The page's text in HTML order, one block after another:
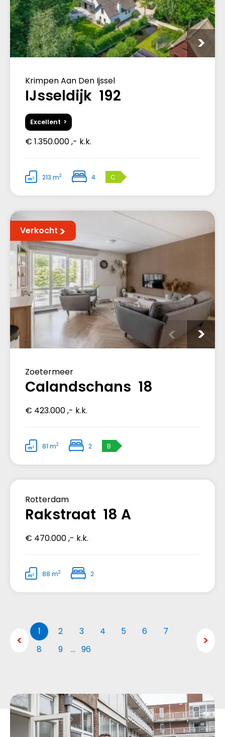
Krimpen Aan Den Ijssel
IJsseldijk 192
Excellent
€ 1.350.000 ,- k.k.
213 m2 4 C
Verkocht
Zoetermeer
Calandschans 18
€ 423.000 ,- k.k.
81 m2 2 B
Verkocht
Rotterdam
Rakstraat 18 A
€ 470.000 ,- k.k.
88 m2 2
1 2 3 4 5 6
7
8
9 … 96